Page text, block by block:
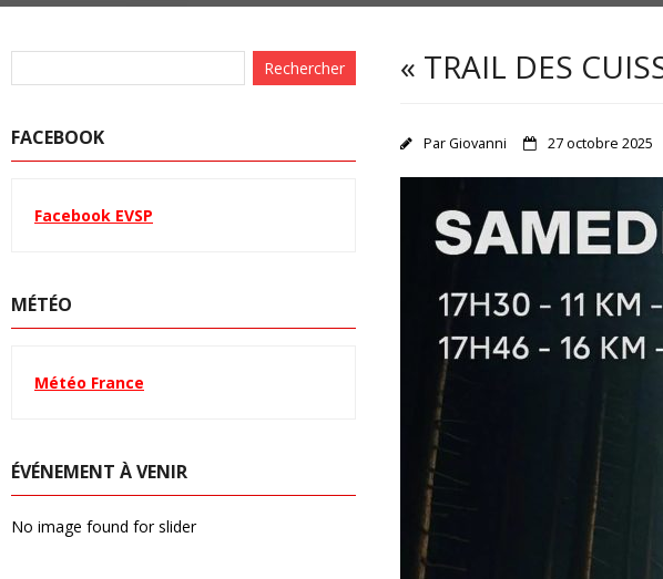
« TRAIL DES
ParGiovanni 27 octobre 2025
FACEBOOK
Facebook EVSP
MÉTÉO
Météo France
ÉVÉNEMENT À VENIR
No image found for slider